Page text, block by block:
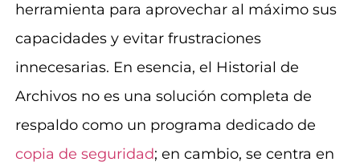
herramienta para aprovechar al máximo sus
capacidades y evitar frustraciones
innecesarias. En esencia, el Historial de
Archivos no es una solución completa de
respaldo como un programa dedicado de
copia de seguridad; en cambio, se centra en